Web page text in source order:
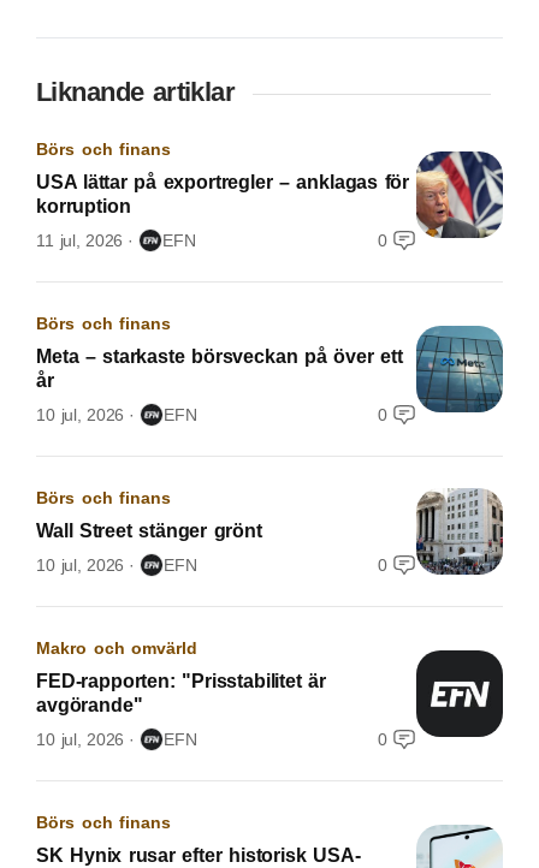
Liknande artiklar
Börs och finans
USA lättar på exportregler – anklagas för
korruption
11 jul, 2026 EFN 0
Börs och finans
Meta – starkaste börsveckan på över ett
år
10 jul, 2026 EFN 0
Börs och finans
Wall Street stänger grönt
10 jul, 2026 EFN 0
Makro och omvärld
FED-rapporten: "Prisstabilitet är
avgörande"
10 jul, 2026 EFN 0
Börs och finans
SK Hynix rusar efter historisk USA-